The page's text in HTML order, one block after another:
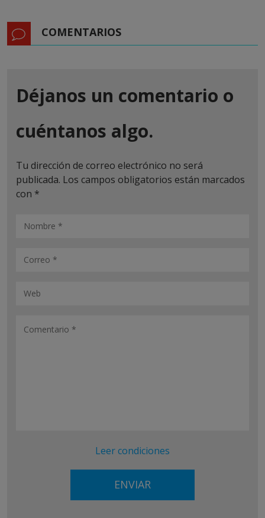
COMENTARIOS
Déjanos un comentario o
cuéntanos algo.
Tu dirección de correo electrónico no será
publicada. Los campos obligatorios están marcados
con *
Leer condiciones